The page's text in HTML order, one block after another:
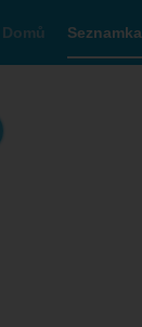
Domů Seznamka